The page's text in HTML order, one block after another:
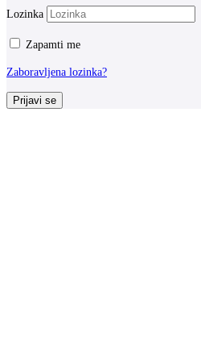
Lozinka
Zapamti me
Zaboravljena lozinka?
Prijavi se